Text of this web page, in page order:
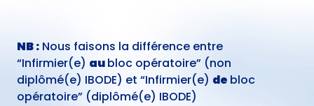
NB : Nous faisons la différence entre
“Infirmier(e) aubloc opératoire” (non
diplômé(e) IBODE) et “Infirmier(e) de bloc
opératoire” (diplômé(e) IBODE)